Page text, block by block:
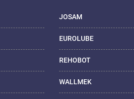
JOSAM
EUROLUBE
REHOBOT
WALLMEK